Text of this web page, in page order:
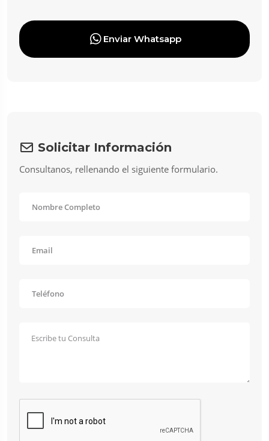
Enviar Whatsapp
Solicitar Información
Consultanos, rellenando el siguiente formulario.